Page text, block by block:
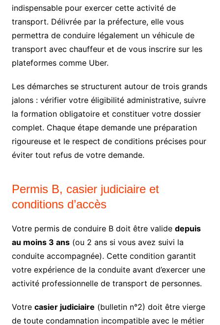
indispensable pour exercer cette activité de
transport. Délivrée par la préfecture, elle vous
permettra de conduire légalement un véhicule de
transport avec chauffeur et de vous inscrire sur les
plateformes comme Uber.
Les démarches se structurent autour de trois grands
jalons : vérifier votre éligibilité administrative, suivre
la formation obligatoire et constituer votre dossier
complet. Chaque étape demande une préparation
rigoureuse et le respect de conditions précises pour
éviter tout refus de votre demande.
Permis B, casier judiciaire et
conditions d’accès
Votre permis de conduire B doit être valide depuis
au moins 3 ans(ou 2 ans si vous avez suivi la
conduite accompagnée). Cette condition garantit
votre expérience de la conduite avant d’exercer une
activité professionnelle de transport de personnes.
Votre casier judiciaire (bulletin n°2) doit être vierge
de toute condamnation incompatible avec le métier